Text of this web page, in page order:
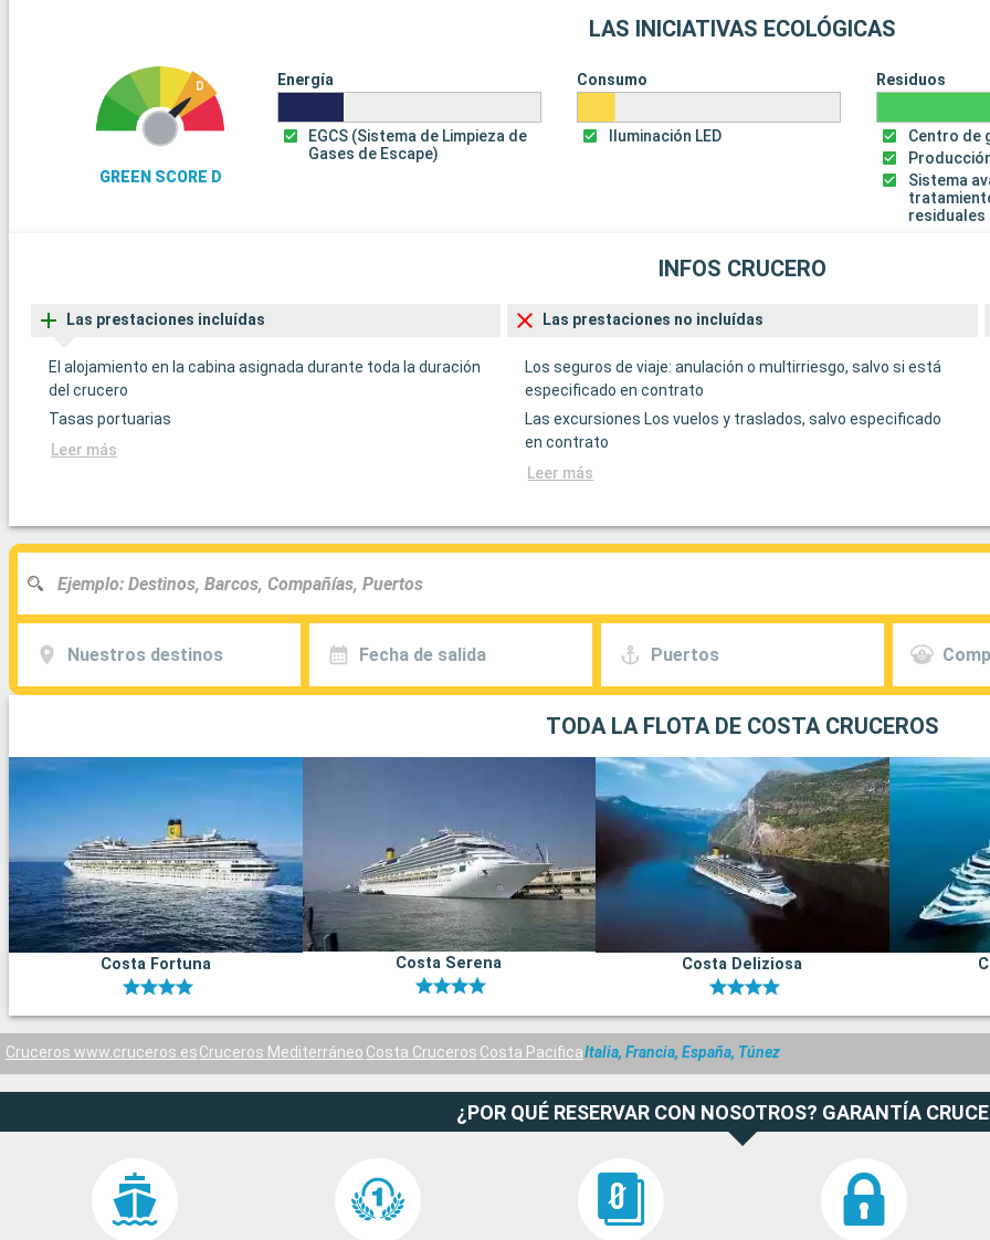
LAS INICIATIVAS ECOLÓGICAS
GREEN SCORE D
Energía
EGCS (Sistema de Limpieza de
Gases de Escape)
Consumo
Iluminación LED
Residuos
Centro de
Sistema
residuales
INFOS CRUCERO
Las prestaciones incluídas
El alojamiento en la cabina asignada durante toda la duración
del crucero
Tasas portuarias
Leer más
Las prestaciones no incluídas
Los seguros de viaje: anulación o multirriesgo, salvo si está
especificado en contrato
Las excursiones Los vuelos y traslados, salvo especificado
en contrato
Leer más
Nuestros destinos Fecha de salida Puertos
TODA LA FLOTA DE COSTA CRUCEROS
Costa Fortuna Costa Serena Costa Deliziosa
Cruceros www.cruceros.esCruceros Mediterráneo Costa Cruceros Costa PacificaItalia, Francia, España, Túnez
¿POR QUÉ RESERVAR CON NOSOTROS? GARANTÍA